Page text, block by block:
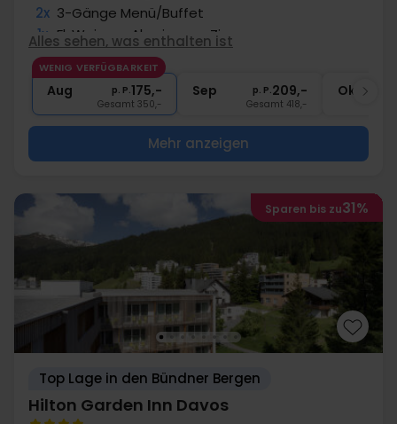
2x 3-Gänge Menü/Buffet
1x Fl. Wein zur Abreise pro Zimmer
∞ Gratis Nutzung Spa-/Wellnessbereich
∞ 20% Rabatt auf Spa-Behandlungen
Alles sehen, was enthalten ist
WENIG VERFÜGBARKEIT
Aug p. P.175,-
Gesamt 350,-
Sep p. P.209,-
Gesamt 418,-
Okt
Mehr anzeigen
Sparen bis zu31%
Top Lage in den Bündner Bergen
Hilton Garden Inn Davos